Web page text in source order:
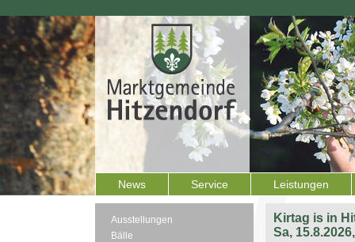
News Service Leistungen
Ausstellungen
Bälle
Kirtag is in
Sa,